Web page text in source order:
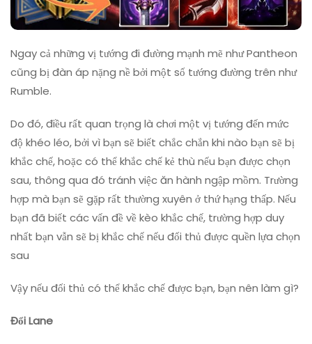
Ngay cả những vị tướng đi đường mạnh mẽ như Pantheon
cũng bị đàn áp nặng nề bởi một số tướng đường trên như
Rumble.
Do đó, điều rất quan trọng là chơi một vị tướng đến mức
độ khéo léo, bởi vì bạn sẽ biết chắc chắn khi nào bạn sẽ bị
khắc chế, hoặc có thể khắc chế kẻ thù nếu bạn được chọn
sau, thông qua đó tránh việc ăn hành ngập mồm. Trường
hợp mà bạn sẽ gặp rất thường xuyên ở thứ hạng thấp. Nếu
bạn đã biết các vấn đề về kèo khắc chế, trường hợp duy
nhất bạn vẫn sẽ bị khắc chế nếu đối thủ được quền lựa chọn
sau
Vậy nếu đối thủ có thể khắc chế được bạn, bạn nên làm gì?
Đổi Lane